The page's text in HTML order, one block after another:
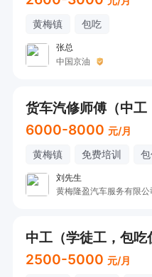
黄梅镇 包吃
张总
中国京油
货车汽修师傅（中工
6000-8000 元/月
黄梅镇 免费培训
刘先生
黄梅隆盈汽车服务有限公
中工（学徒工，包吃
2500-5000 元/月